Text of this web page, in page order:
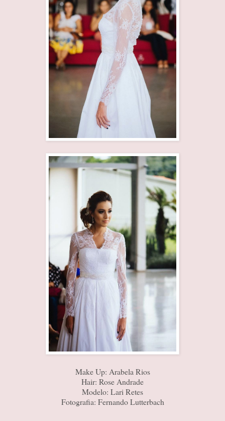
Make Up: Arabela Rios
Hair: Rose Andrade
Modelo: Lari Retes
Fotografia: Fernando Lutterbach